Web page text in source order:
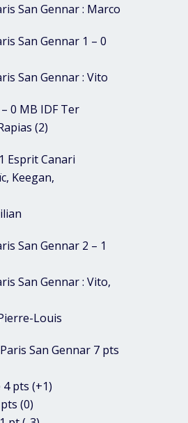
San Gennar : Marco
San Gennar 1 – 0
San Gennar : Vito
0 MB IDF Ter
(2)
Esprit Canari
Keegan,
San Gennar 2 – 1
San Gennar : Vito,
Louis
San Gennar 7 pts
pts (+1)
(0)